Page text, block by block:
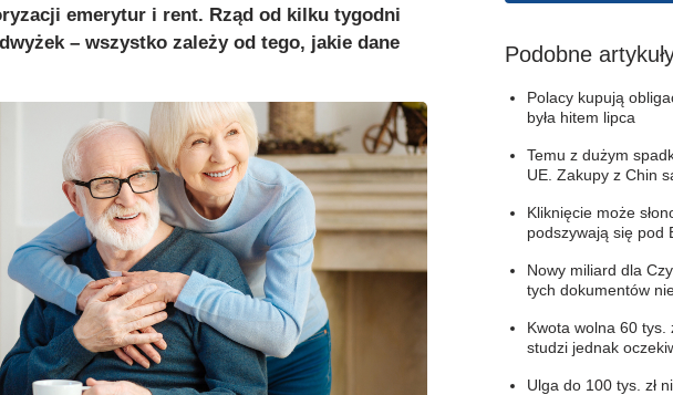
emerytur i rent. Rząd od kilku tygodni
– wszystko zależy od tego, jakie dane
Podobne
Polacy kupują
była hitem lipca
Temu z dużym
UE. Zakupy z Chin
Kliknięcie może
podszywają się pod
Nowy miliard dla
tych dokumentów
Kwota wolna 60 tys.
studzi jednak
Ulga do 100 tys. zł